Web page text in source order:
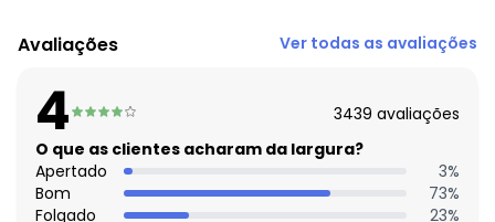
Observação: Botões
Tecido: Helanca
Histórico de preços
O preço apresentado abaixo é o menor oferecido em
algum dia do mês, para o menor tamanho disponível.
agosto/2026
R$ 40,99
Avaliações Ver todas as avaliações
4 3439 avaliações
O que as clientes acharam da largura?
Apertado
3%
Bom
73%
Folgado
23%